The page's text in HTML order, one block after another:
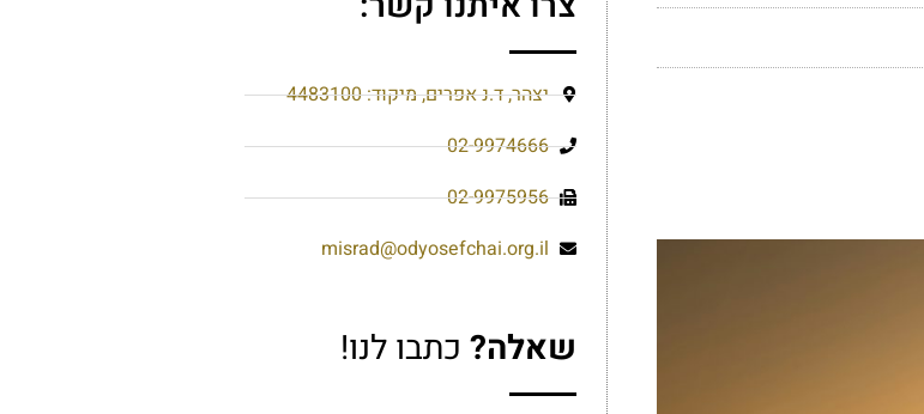
יצהר, ד.נ אפרים, מיקוד: 4483100
02-9974666
02-9975956
misrad@odyosefchai.org.il
שאלה? כתבו לנו!